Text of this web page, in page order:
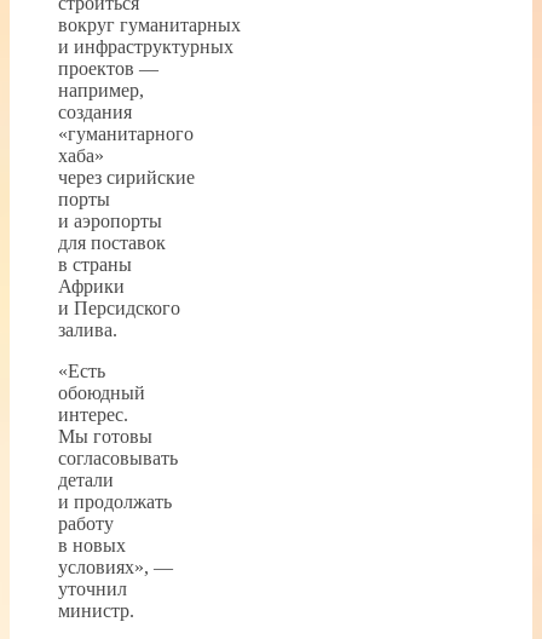
вокруг гуманитарных
и инфраструктурных
проектов —
например,
создания
«гуманитарного
хаба»
через сирийские
порты
и аэропорты
для поставок
в страны
Африки
и Персидского
залива.
«Есть
обоюдный
интерес.
Мы готовы
согласовывать
детали
и продолжать
работу
в новых
условиях», —
уточнил
министр.